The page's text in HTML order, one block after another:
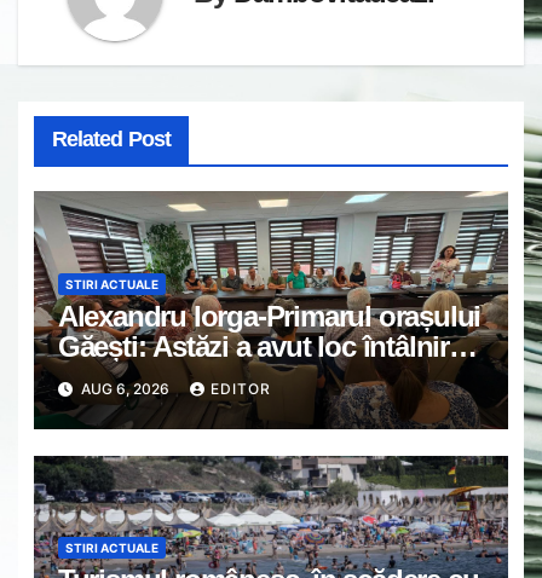
Related Post
STIRI ACTUALE
Alexandru Iorga-Primarul orașului
Găești: Astăzi a avut loc întâlnirea
de lucru cu reprezentanții
asociațiilor de proprietari din
Găești.
AUG 6, 2026 EDITOR
STIRI ACTUALE